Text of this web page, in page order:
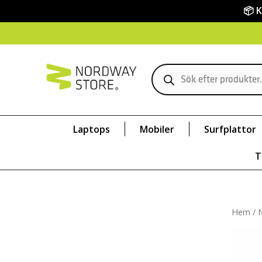
📦
Laptops Mobiler Surfplattor
Hem /